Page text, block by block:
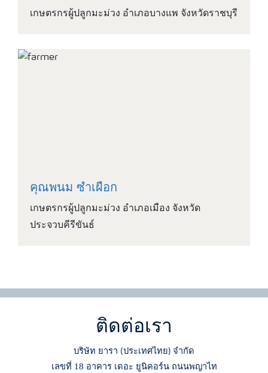
เกษตรกรผู้ปลูกมะม่วง อำเภอบางแพ จังหวัดราชบุรี
คุณพนม ซำเผือก
เกษตรกรผู้ปลูกมะม่วง อำเภอเมือง จังหวัด
ประจวบคีรีขันธ์
ติดต่อเรา
บริษัท ยารา (ประเทศไทย) จำกัด
เลขที่ 18 อาคาร เดอะ ยูนิคอร์น ถนนพญาไท